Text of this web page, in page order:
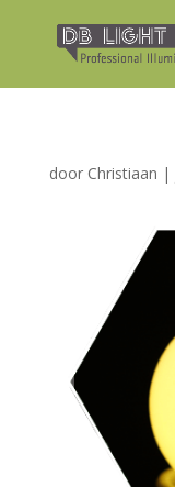
door Christiaan |